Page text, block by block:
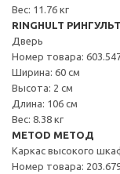
Вес: 11.76 кг
RINGHULT РИНГУЛЬТ
Дверь
Номер товара:
Ширина: 60 см
Высота: 2 см
Длина: 106 см
Вес: 8.38 кг
METOD МЕТОД
Каркас высокого
Номер товара: